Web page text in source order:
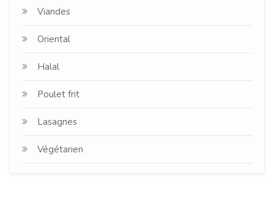
Viandes
Oriental
Halal
Poulet frit
Lasagnes
Végétarien